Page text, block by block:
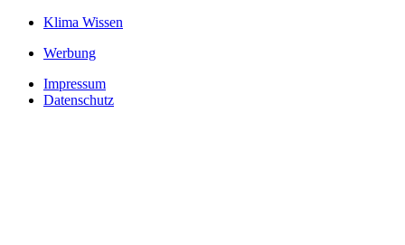
Klima Wissen
Werbung
Impressum
Datenschutz